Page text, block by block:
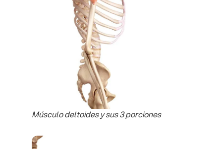
Músculo deltoides y sus 3 porciones